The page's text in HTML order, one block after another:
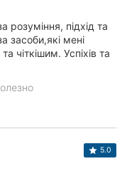
підхід та
засоби,які мені
чіткішим. Успіхів та
5.0